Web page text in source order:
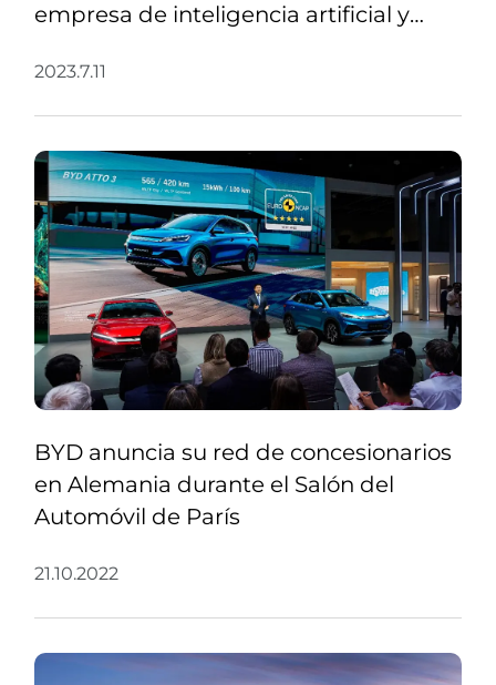
empresa de inteligencia artificial y
conexión con nuestros clientes más
allá del mundo físico e introducirlos en
2023.7.11
BYD anuncia su red de concesionarios
en Alemania durante el Salón del
Automóvil de París
21.10.2022